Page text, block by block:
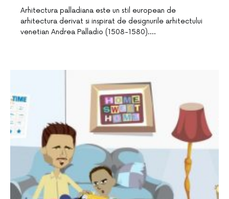
Arhitectura palladiana este un stil european de
arhitectura derivat si inspirat de designurile arhitectului
venetian Andrea Palladio (1508-1580).…